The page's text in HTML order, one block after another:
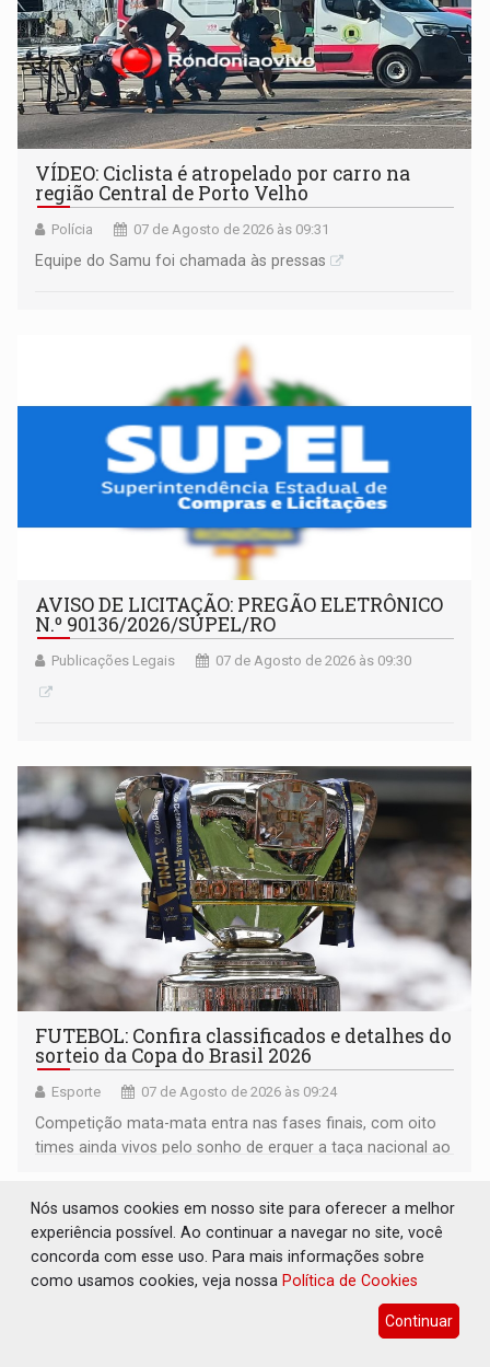
VÍDEO: Ciclista é atropelado por carro na
região Central de Porto Velho
Polícia 07 de Agosto de 2026 às 09:31
Equipe do Samu foi chamada às pressas
AVISO DE LICITAÇÃO: PREGÃO ELETRÔNICO
N.º 90136/2026/SUPEL/RO
Publicações Legais 07 de Agosto de 2026 às 09:30
FUTEBOL: Confira classificados e detalhes do
sorteio da Copa do Brasil 2026
Esporte 07 de Agosto de 2026 às 09:24
Competição mata-mata entra nas fases finais, com oito
times ainda vivos pelo sonho de erguer a taça nacional ao
Nós usamos cookies em nosso site para oferecer a melhor
experiência possível. Ao continuar a navegar no site, você
concorda com esse uso. Para mais informações sobre
como usamos cookies, veja nossa Política de Cookies
Continuar